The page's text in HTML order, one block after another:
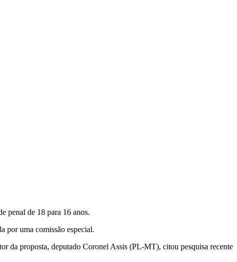
penal de 18 para 16 anos.
por uma comissão especial.
da proposta, deputado Coronel Assis (PL-MT), citou pesquisa recente